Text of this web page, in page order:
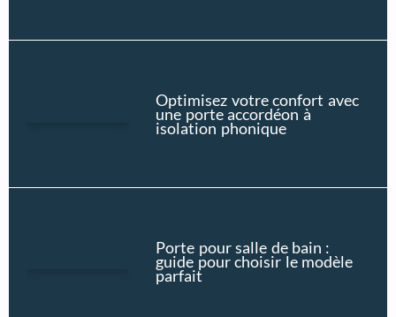
Optimisez votre confort avec
une porte accordéon à
isolation phonique
Porte pour salle de bain :
guide pour choisir le modèle
parfait